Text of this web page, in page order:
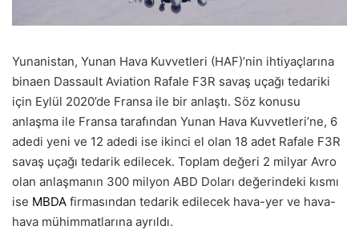
Yunanistan, Yunan Hava Kuvvetleri (HAF)’nin ihtiyaçlarına
binaen Dassault Aviation Rafale F3R savaş uçağı tedariki
için Eylül 2020’de Fransa ile bir anlaştı. Söz konusu
anlaşma ile Fransa tarafından Yunan Hava Kuvvetleri’ne, 6
adedi yeni ve 12 adedi ise ikinci el olan 18 adet Rafale F3R
savaş uçağı tedarik edilecek. Toplam değeri 2 milyar Avro
olan anlaşmanın 300 milyon ABD Doları değerindeki kısmı
ise MBDA firmasından tedarik edilecek hava-yer ve hava-
hava mühimmatlarına ayrıldı.